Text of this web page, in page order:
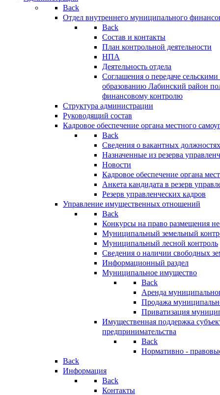
Back
Отдел внутреннего муниципального
Back
Состав и контакты
План контрольной деятельности
НПА
Деятельность отдела
Соглашения о передаче
образованию Лабинский район
финансовому контролю
Структура администрации
Руководящий состав
Кадровое обеспечение органа местного
Back
Сведения о вакантных
Назначенные из резерва
Новости
Кадровое обеспечение органа
Анкета кандидата в резерв
Резерв управленческих кадров
Управление имущественных отношений
Back
Конкурсы на право размещения
Муниципальный земельный
Муниципальный лесной контроль
Сведения о наличии свободных
Информационный раздел
Муниципальное имущество
Back
Аренда
Продажа
Приватизация
Имущественная поддержка
предпринимательства
Back
Нормативно -
Back
Информация
Back
Контакты